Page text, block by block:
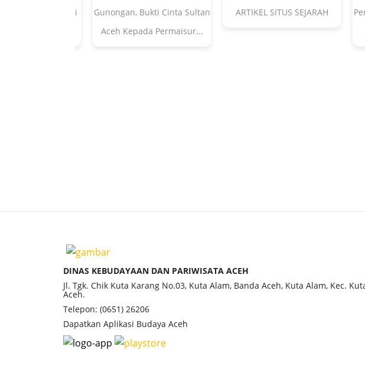
Beureuat, Berbagi
Gunongan, Bukti Cinta Sultan
Aceh Kepada Permaisur...
ARTIKEL SITUS SEJARAH
DINAS KEBUDAYAAN DAN PARIWISATA ACEH
Jl. Tgk. Chik Kuta Karang No.03, Kuta Alam, Banda Aceh, Kuta Alam, Kec.
Aceh.
Telepon: (0651) 26206
Dapatkan Aplikasi Budaya Aceh